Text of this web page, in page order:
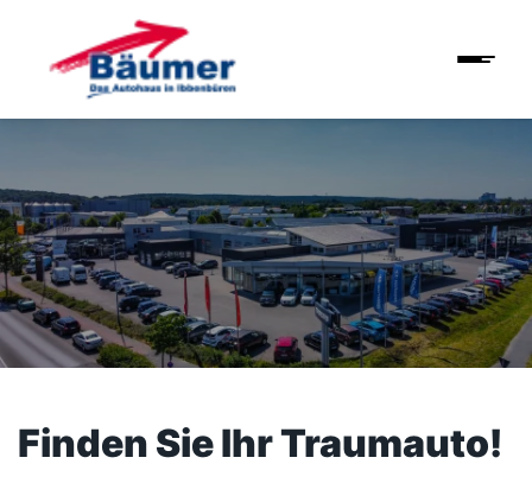
Finden Sie Ihr Traumauto!